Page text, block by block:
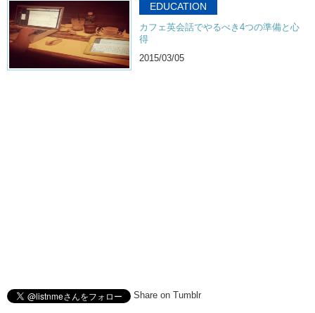
EDUCATION
カフェ英会話でやるべき4つの準備と心
得
2015/03/05
Share on Tumblr